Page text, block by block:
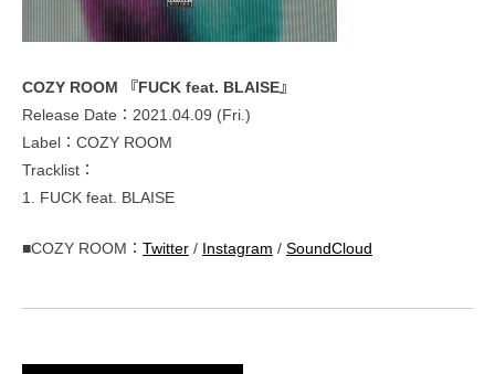
COZY ROOM 『FUCK feat. BLAISE』
Release Date：2021.04.09 (Fri.)
Label：COZY ROOM
Tracklist：
1. FUCK feat. BLAISE
■COZY ROOM： Twitter / Instagram / SoundCloud